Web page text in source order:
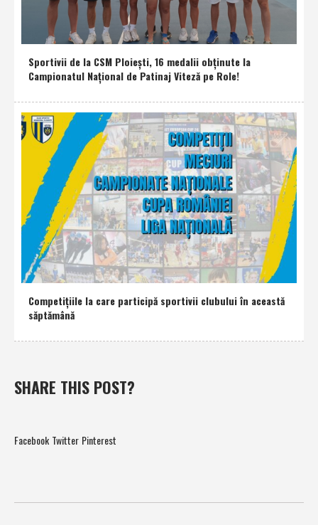
Sportivii de la CSM Ploieşti, 16 medalii obţinute la
Campionatul Naţional de Patinaj Viteză pe Role!
Competiţiile la care participă sportivii clubului în această
săptămână
SHARE THIS POST?
Facebook Twitter Pinterest